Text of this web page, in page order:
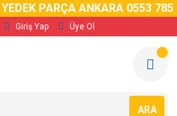
PARÇA ANKARA 0553 785 02
Giriş Yap Üye Ol
ARA